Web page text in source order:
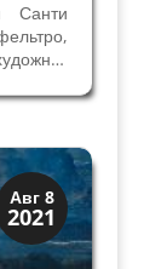
Санти
Авг 8
2021